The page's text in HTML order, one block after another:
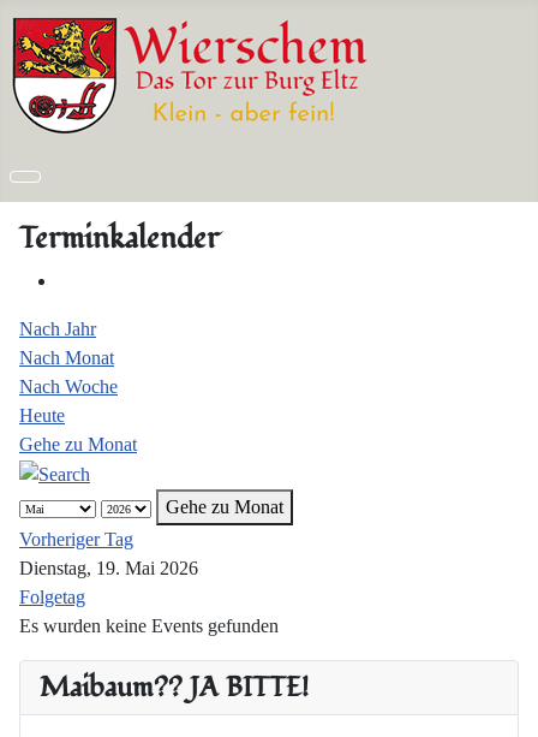
Maibaum?? JA BITTE!
Terminkalender
Nach Jahr
Nach Monat
Nach Woche
Heute
Gehe zu Monat
Gehe zu Monat
Vorheriger Tag
Dienstag, 19. Mai 2026
Folgetag
Es wurden keine Events gefunden